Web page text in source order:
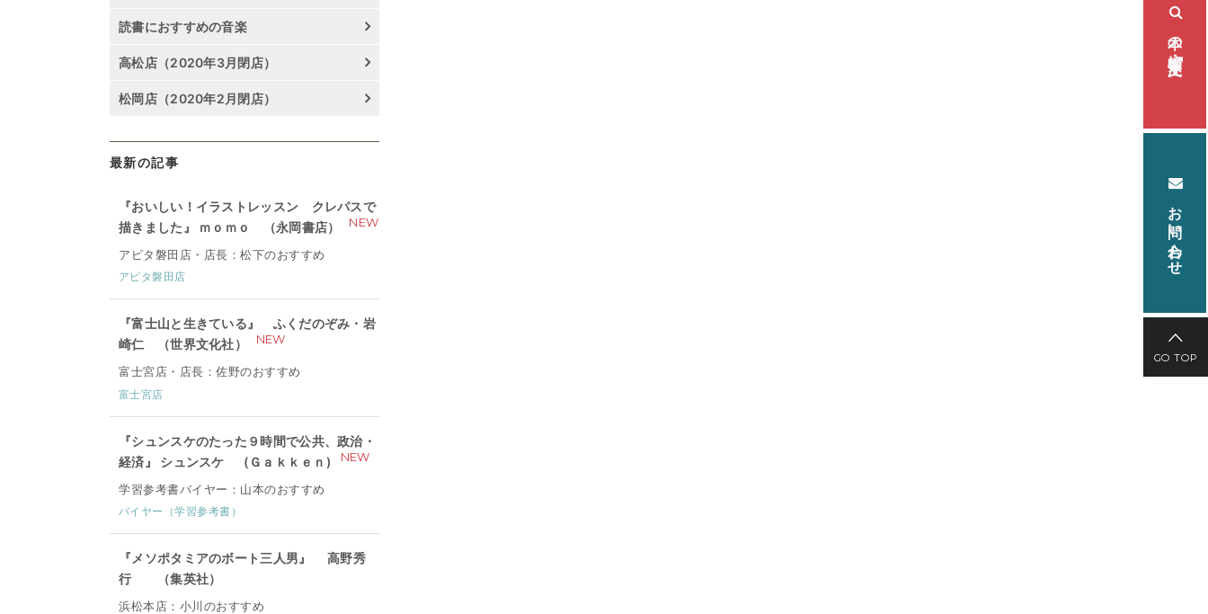
本の検索・注文
お問い合わせ
GO TOP
読書におすすめの音楽
高松店（2020年3月閉店）
松岡店（2020年2月閉店）
最新の記事
『おいしい！イラストレッスン クレパスで
描きました』 ｍｏｍｏ （永岡書店）
NEW
アピタ磐田店・店長：松下のおすすめ
アピタ磐田店
『富士山と生きている』 ふくだのぞみ・岩
崎仁 （世界文化社）
NEW
富士宮店・店長：佐野のおすすめ
富士宮店
『シュンスケのたった９時間で公共、政治・
経済』 シュンスケ (Ｇａｋｋｅｎ)
NEW
学習参考書バイヤー：山本のおすすめ
バイヤー（学習参考書）
『メソポタミアのボート三人男』 高野秀
行 （集英社）
浜松本店：小川のおすすめ